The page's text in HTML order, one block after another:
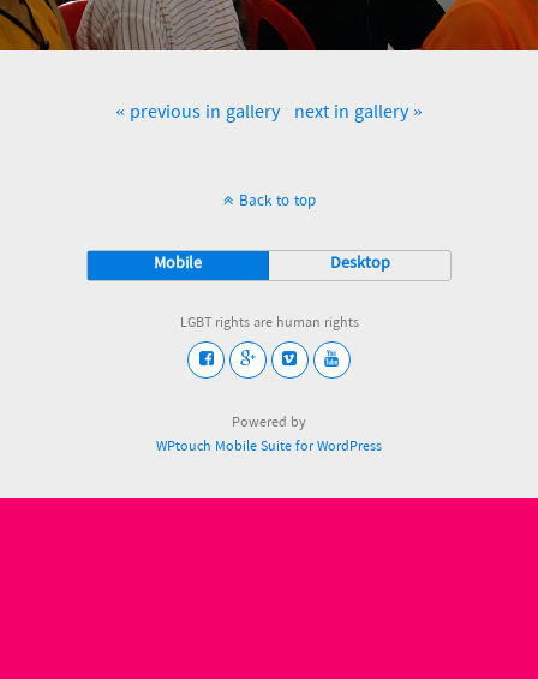
« previous in gallery next in gallery »
Back to top
Mobile Desktop
LGBT rights are human rights
Powered by
WPtouch Mobile Suite for WordPress